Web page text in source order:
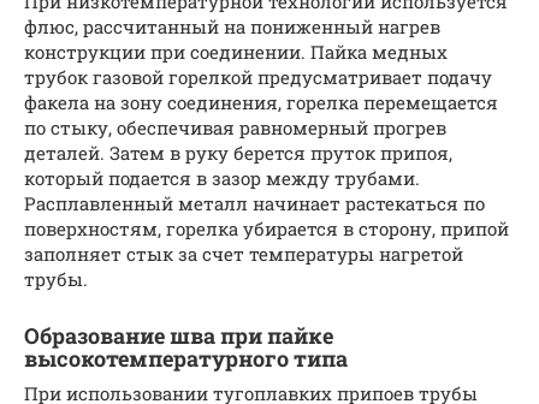
флюс, рассчитанный на пониженный нагрев
конструкции при соединении. Пайка медных
трубок газовой горелкой предусматривает подачу
факела на зону соединения, горелка перемещается
по стыку, обеспечивая равномерный прогрев
деталей. Затем в руку берется пруток припоя,
который подается в зазор между трубами.
Расплавленный металл начинает растекаться по
поверхностям, горелка убирается в сторону, припой
заполняет стык за счет температуры нагретой
трубы.
Образование шва при пайке
высокотемпературного типа
При использовании тугоплавких припоев трубы